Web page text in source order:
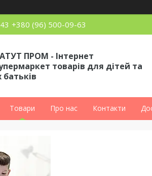
+380 (96) 500-09-63
ПРОМ - Інтернет
товарів для дітей та
батьків
Товари Про нас Контакти